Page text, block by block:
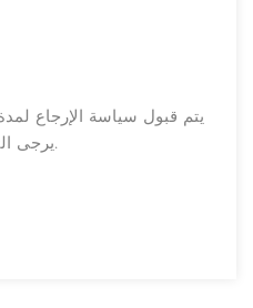
يرجى التأكد من أن المنتج غير مفتوح.